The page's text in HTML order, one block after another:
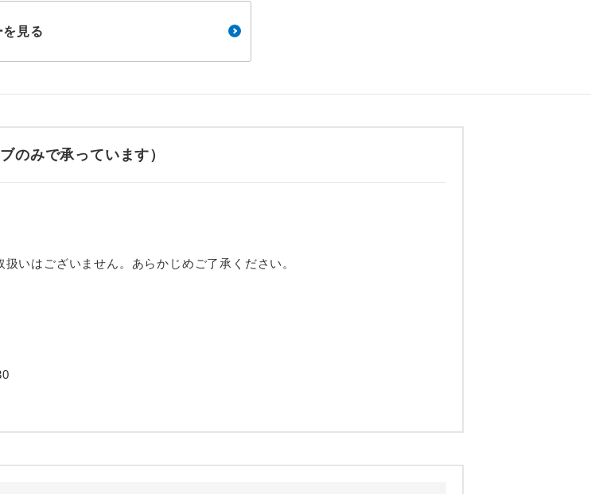
見る
のみで承っています）
いはございません。あらかじめご了承ください。
会社が指定なので、ご出発の計画にとても便利で
るホテルを指定したコースです。
様でバス席を2席利⽤できます。